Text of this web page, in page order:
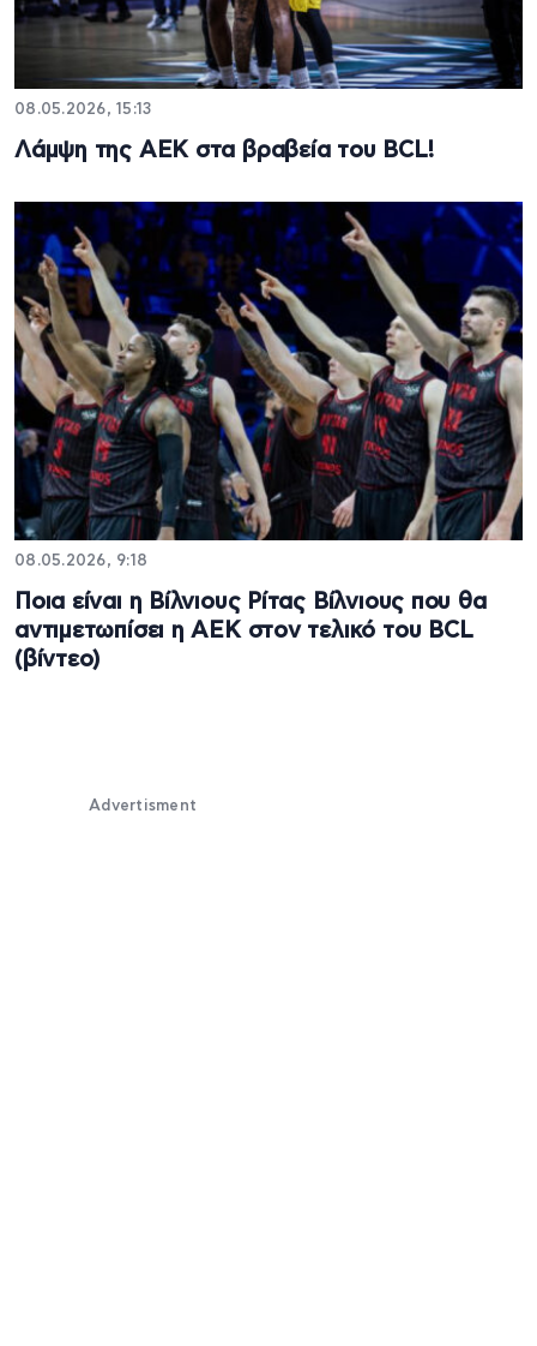
08.05.2026, 15:13
Λάμψη της ΑΕΚ στα βραβεία του BCL!
08.05.2026, 9:18
Ποια είναι η Βίλνιους Ρίτας Βίλνιους που θα
αντιμετωπίσει η ΑΕΚ στον τελικό του BCL
(βίντεο)
Advertisment